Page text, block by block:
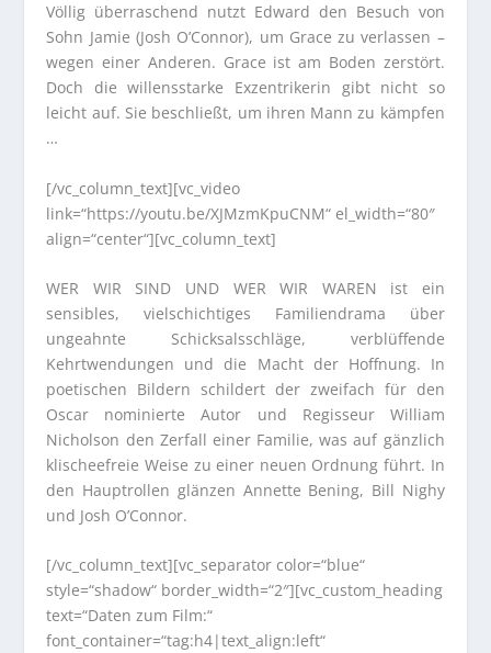
Völlig überraschend nutzt Edward den Besuch von
Sohn Jamie (Josh O’Connor), um Grace zu verlassen –
wegen einer Anderen. Grace ist am Boden zerstört.
Doch die willensstarke Exzentrikerin gibt nicht so
leicht auf. Sie beschließt, um ihren Mann zu kämpfen
…
[/vc_column_text][vc_video
link=“https://youtu.be/XJMzmKpuCNM“ el_width=“80″
align=“center“][vc_column_text]
WER WIR SIND UND WER WIR WAREN ist ein
sensibles, vielschichtiges Familiendrama über
ungeahnte Schicksalsschläge, verblüffende
Kehrtwendungen und die Macht der Hoffnung. In
poetischen Bildern schildert der zweifach für den
Oscar nominierte Autor und Regisseur William
Nicholson den Zerfall einer Familie, was auf gänzlich
klischeefreie Weise zu einer neuen Ordnung führt. In
den Hauptrollen glänzen Annette Bening, Bill Nighy
und Josh O’Connor.
[/vc_column_text][vc_separator color=“blue“
style=“shadow“ border_width=“2″][vc_custom_heading
text=“Daten zum Film:“
font_container=“tag:h4|text_align:left“